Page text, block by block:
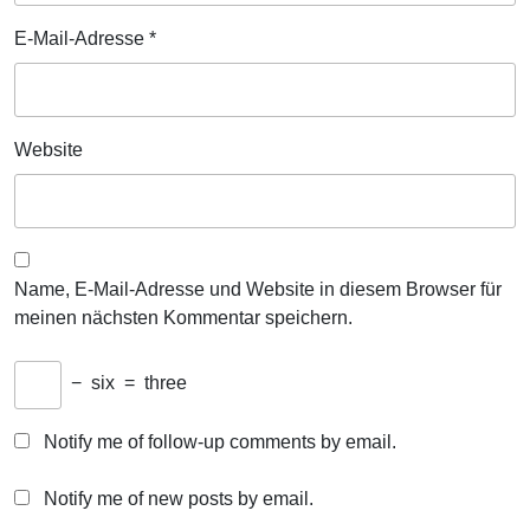
E-Mail-Adresse *
Website
Name, E-Mail-Adresse und Website in diesem Browser für
meinen nächsten Kommentar speichern.
− six = three
Notify me of follow-up comments by email.
Notify me of new posts by email.